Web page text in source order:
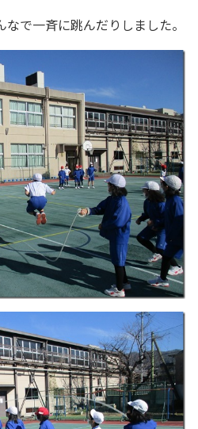
で一斉に跳んだりしました。